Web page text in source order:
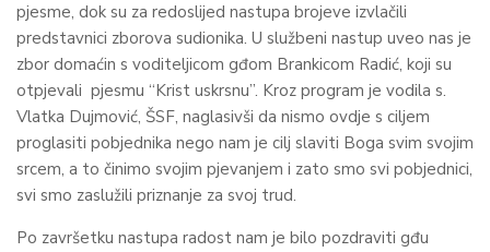
pjesme, dok su za redoslijed nastupa brojeve izvlačili
predstavnici zborova sudionika. U službeni nastup uveo nas je
zbor domaćin s voditeljicom gđom Brankicom Radić, koji su
otpjevali pjesmu “Krist uskrsnu”. Kroz program je vodila s.
Vlatka Dujmović, ŠSF, naglasivši da nismo ovdje s ciljem
proglasiti pobjednika nego nam je cilj slaviti Boga svim svojim
srcem, a to činimo svojim pjevanjem i zato smo svi pobjednici,
svi smo zaslužili priznanje za svoj trud.
Po završetku nastupa radost nam je bilo pozdraviti gđu